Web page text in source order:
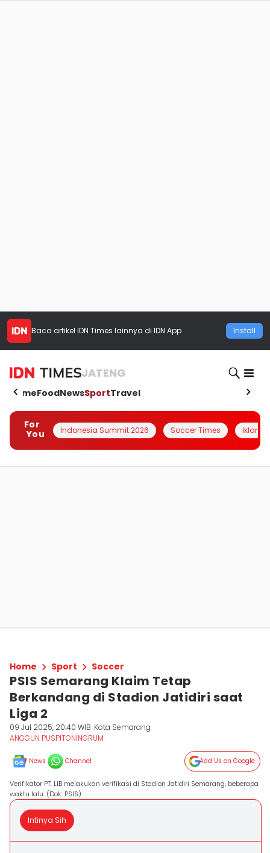
Baca artikel IDN Times lainnya di IDN App Install
JATENG
HomeFoodNewsSportTravel
For
You
Indonesia Summit 2026 Soccer Times Iklanin
Home Sport Soccer
PSIS Semarang Klaim Tetap
Berkandang di Stadion Jatidiri saat
Liga 2
09 Jul 2025, 20:40 WIB Kota Semarang
ANGGUN PUSPITONINGRUM
News Channel Add Us on Google
Verifikator PT. LIB melakukan verifikasi di Stadion Jatidiri Semarang, beberapa
waktu lalu. (Dok. PSIS)
Intinya Sih